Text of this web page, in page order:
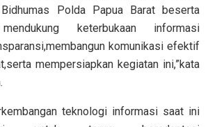
Polda Papua Barat beserta
keterbukaan informasi
komunikasi efektif
mempersiapkan kegiatan ini,”kata
teknologi informasi saat ini